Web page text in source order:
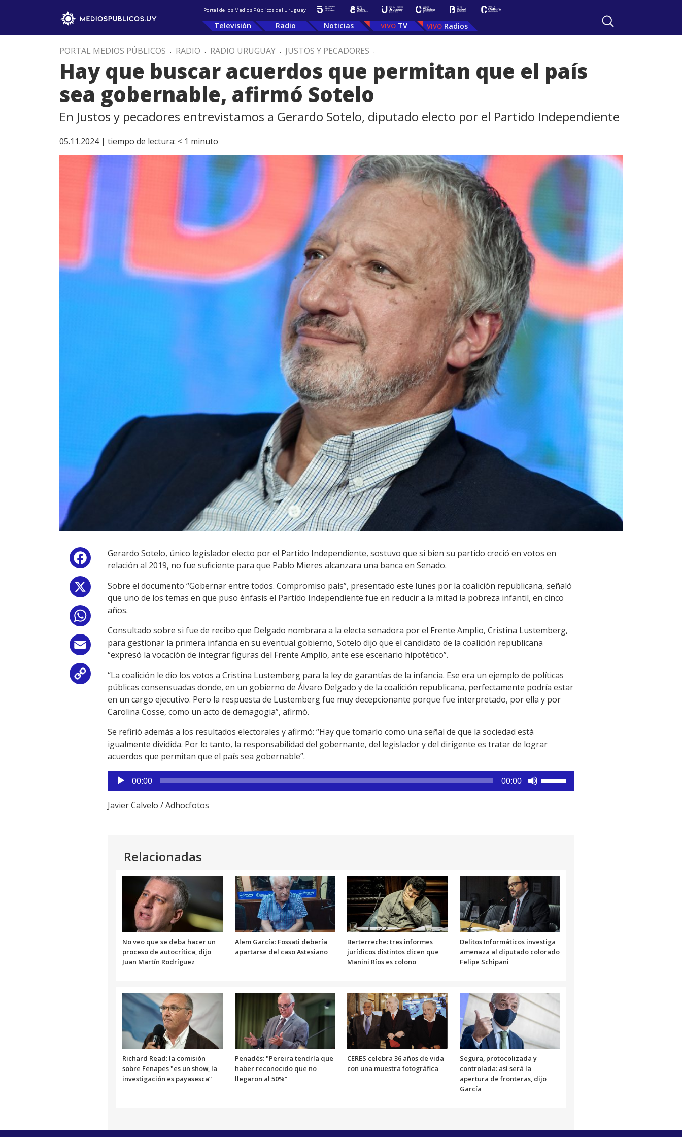
Portal de los Medios Públicos del Uruguay
Televisión Radio Noticias TV Radios
PORTAL MEDIOS PÚBLICOS . RADIO . RADIO URUGUAY . JUSTOS Y PECADORES .
Hay que buscar acuerdos que permitan que el país
sea gobernable, afirmó Sotelo
En Justos y pecadores entrevistamos a Gerardo Sotelo, diputado electo por el Partido Independiente
05.11.2024 | tiempo de lectura: < 1 minuto
Facebook
Email
Copy
Link
Gerardo Sotelo, único legislador electo por el Partido Independiente, sostuvo que si bien su partido creció en votos en
relación al 2019, no fue suficiente para que Pablo Mieres alcanzara una banca en Senado.
Sobre el documento “Gobernar entre todos. Compromiso país”, presentado este lunes por la coalición republicana, señaló
que uno de los temas en que puso énfasis el Partido Independiente fue en reducir a la mitad la pobreza infantil, en cinco
años.
Consultado sobre si fue de recibo que Delgado nombrara a la electa senadora por el Frente Amplio, Cristina Lustemberg,
para gestionar la primera infancia en su eventual gobierno, Sotelo dijo que el candidato de la coalición republicana
“expresó la vocación de integrar figuras del Frente Amplio, ante ese escenario hipotético”.
“La coalición le dio los votos a Cristina Lustemberg para la ley de garantías de la infancia. Ese era un ejemplo de políticas
públicas consensuadas donde, en un gobierno de Álvaro Delgado y de la coalición republicana, perfectamente podría estar
en un cargo ejecutivo. Pero la respuesta de Lustemberg fue muy decepcionante porque fue interpretado, por ella y por
Carolina Cosse, como un acto de demagogia”, afirmó.
Se refirió además a los resultados electorales y afirmó: “Hay que tomarlo como una señal de que la sociedad está
igualmente dividida. Por lo tanto, la responsabilidad del gobernante, del legislador y del dirigente es tratar de lograr
acuerdos que permitan que el país sea gobernable”.
Reproductor
de
audio
00:00 00:00
el
volumen.
Javier Calvelo / Adhocfotos
Relacionadas
No veo que se deba hacer un
proceso de autocrítica, dijo
Juan Martín Rodríguez
Alem García: Fossati debería
apartarse del caso Astesiano
Berterreche: tres informes
jurídicos distintos dicen que
Manini Ríos es colono
Delitos Informáticos investiga
amenaza al diputado colorado
Felipe Schipani
Richard Read: la comisión
sobre Fenapes "es un show, la
investigación es payasesca”
Penadés: "Pereira tendría que
haber reconocido que no
llegaron al 50%”
CERES celebra 36 años de vida
con una muestra fotográfica
Segura, protocolizada y
controlada: así será la
apertura de fronteras, dijo
García